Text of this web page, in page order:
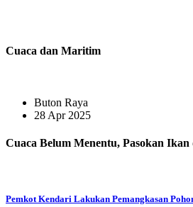
Cuaca dan Maritim
Buton Raya
28 Apr 2025
Cuaca Belum Menentu, Pasokan Ikan
Pemkot Kendari Lakukan Pemangkasan